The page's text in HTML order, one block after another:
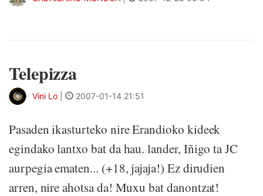
Telepizza
Vini Lo 2007-01-14 21:51
Pasaden ikasturteko nire Erandioko kideek
egindako lantxo bat da hau. lander, Iñigo ta JC
aurpegia ematen... (+18, jajaja!) Ez dirudien
arren, nire ahotsa da! Muxu bat danontzat!